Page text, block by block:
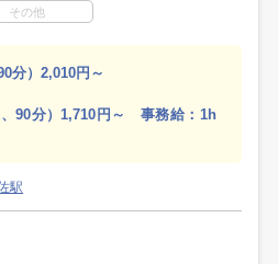
その他
分）2,010円～
90分）1,710円～ 事務給：1h
駅